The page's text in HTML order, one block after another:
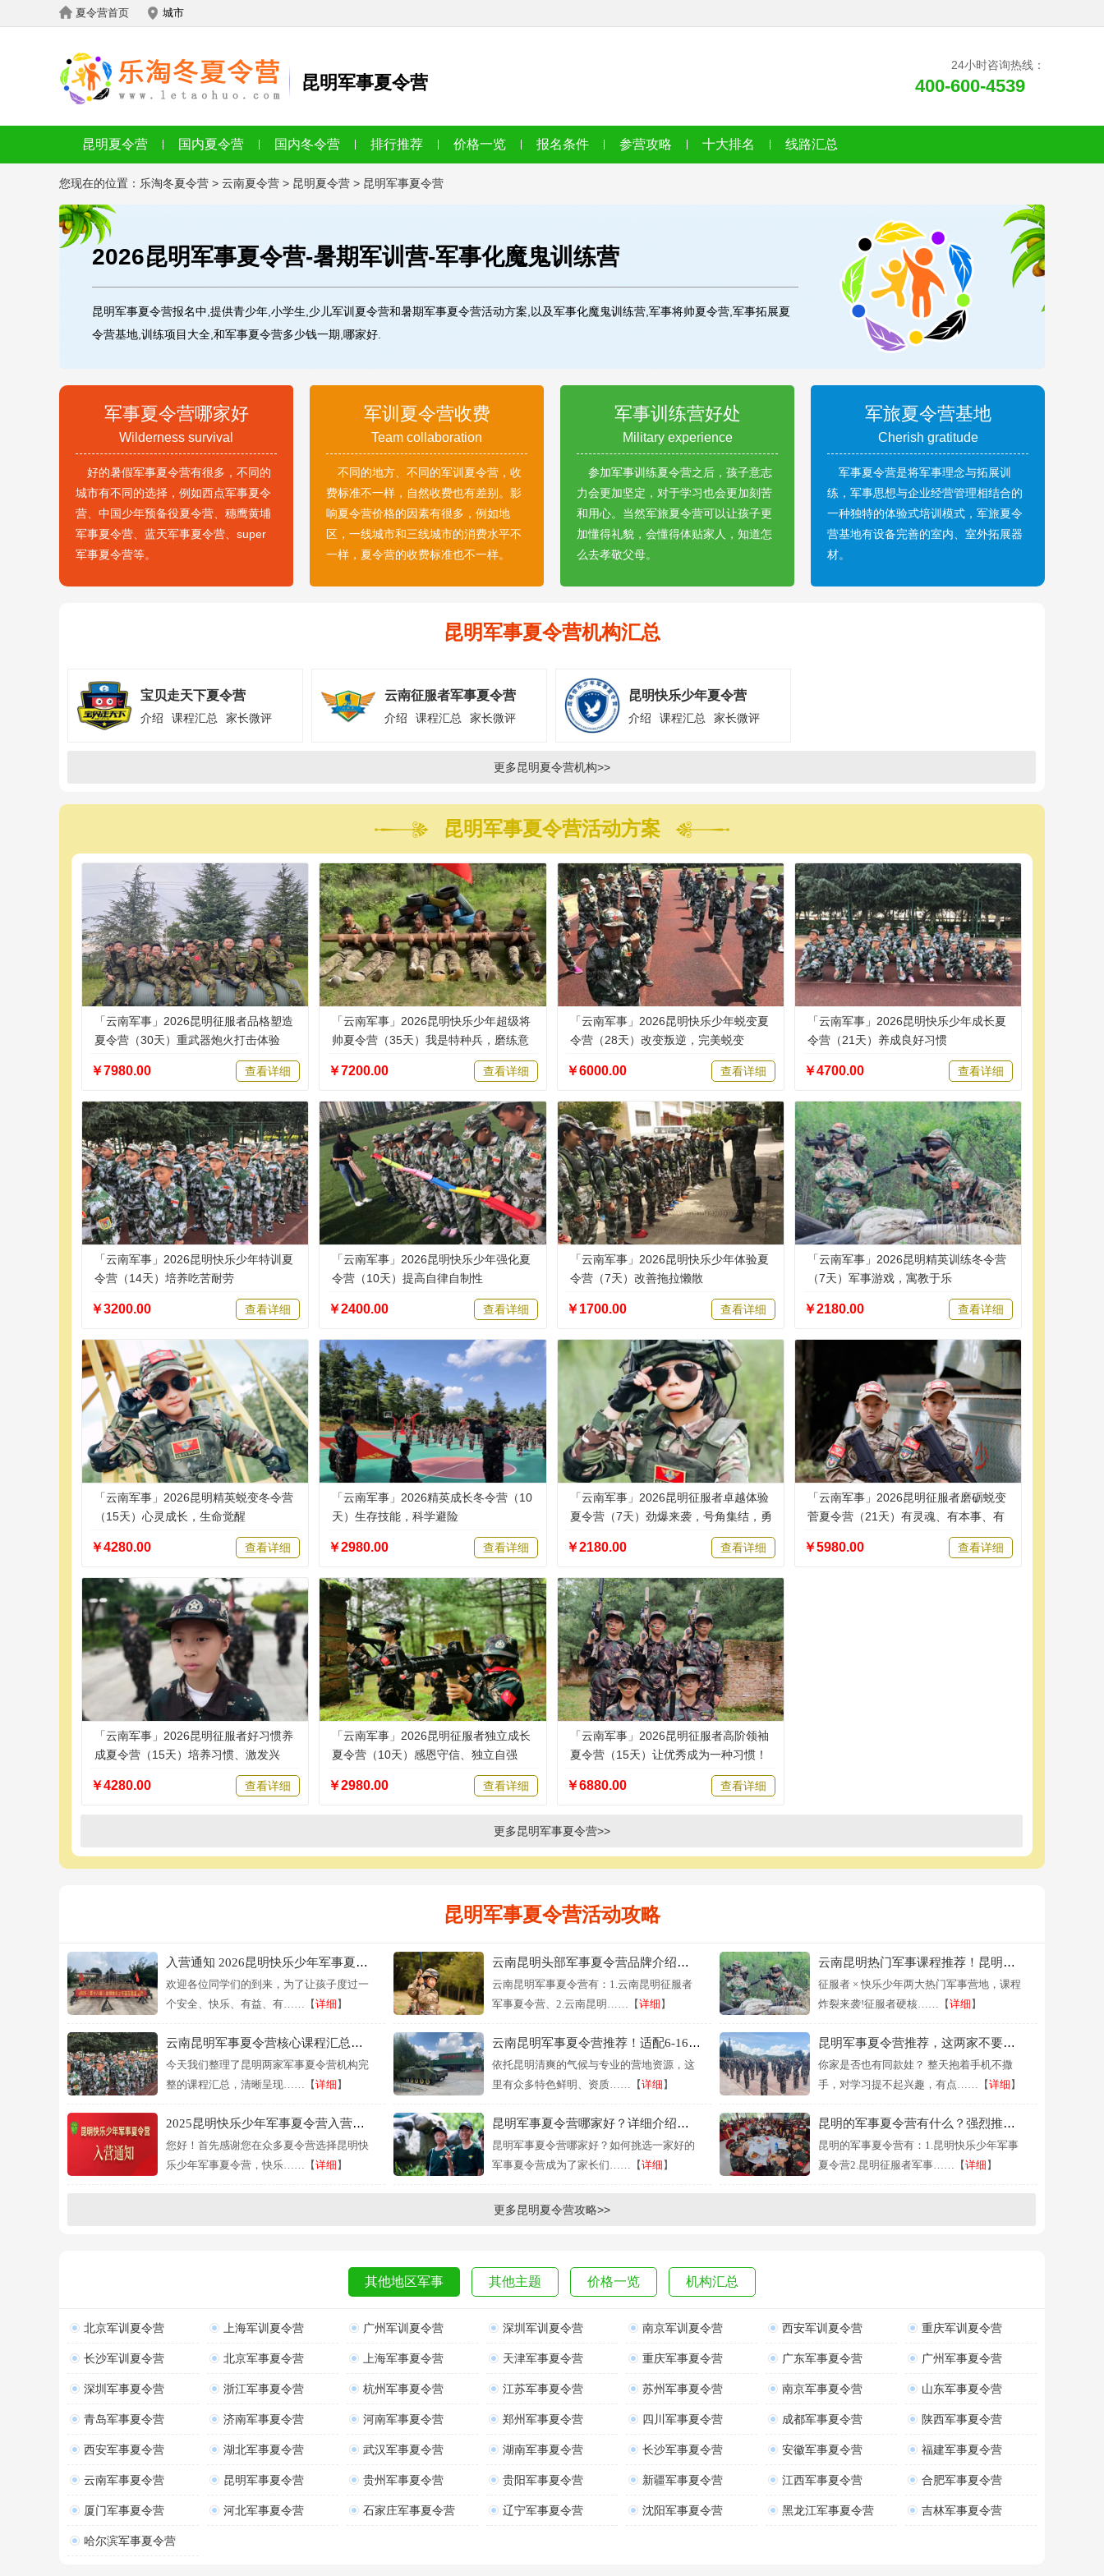
夏令营首页 城市
昆明军事夏令营
24小时咨询热线：
400-600-4539
昆明夏令营 国内夏令营 国内冬令营 排行推荐 价格一览 报名条件 参营攻略 十大排名 线路汇总
您现在的位置： 乐淘冬夏令营 > 云南夏令营 > 昆明夏令营 > 昆明军事夏令营
2026昆明军事夏令营-暑期军训营-军事化魔鬼训练营
昆明军事夏令营报名中,提供青少年,小学生,少儿军训夏令营和暑期军事夏令营活动方案,以及军事化魔鬼训练营,军事将帅夏令营,军事拓展夏
令营基地,训练项目大全,和军事夏令营多少钱一期,哪家好.
军事夏令营哪家好
Wilderness survival
好的暑假军事夏令营有很多，不同的
城市有不同的选择，例如西点军事夏令
营、中国少年预备役夏令营、穗鹰黄埔
军事夏令营、蓝天军事夏令营、super
军事夏令营等。
军训夏令营收费
Team collaboration
不同的地方、不同的军训夏令营，收
费标准不一样，自然收费也有差别。影
响夏令营价格的因素有很多，例如地
区，一线城市和三线城市的消费水平不
一样，夏令营的收费标准也不一样。
军事训练营好处
Military experience
参加军事训练夏令营之后，孩子意志
力会更加坚定，对于学习也会更加刻苦
和用心。当然军旅夏令营可以让孩子更
加懂得礼貌，会懂得体贴家人，知道怎
么去孝敬父母。
军旅夏令营基地
Cherish gratitude
军事夏令营是将军事理念与拓展训
练，军事思想与企业经营管理相结合的
一种独特的体验式培训模式，军旅夏令
营基地有设备完善的室内、室外拓展器
材。
昆明军事夏令营机构汇总
宝贝走天下夏令营
介绍 课程汇总 家长微评
云南征服者军事夏令营
介绍 课程汇总 家长微评
昆明快乐少年夏令营
介绍 课程汇总 家长微评
更多昆明夏令营机构>>
昆明军事夏令营活动方案
「云南军事」2026昆明征服者品格塑造
夏令营（30天）重武器炮火打击体验
￥7980.00 查看详细
「云南军事」2026昆明快乐少年超级将
帅夏令营（35天）我是特种兵，磨练意
￥7200.00 查看详细
「云南军事」2026昆明快乐少年蜕变夏
令营（28天）改变叛逆，完美蜕变
￥6000.00 查看详细
「云南军事」2026昆明快乐少年成长夏
令营（21天）养成良好习惯
￥4700.00 查看详细
「云南军事」2026昆明快乐少年特训夏
令营（14天）培养吃苦耐劳
￥3200.00 查看详细
「云南军事」2026昆明快乐少年强化夏
令营（10天）提高自律自制性
￥2400.00 查看详细
「云南军事」2026昆明快乐少年体验夏
令营（7天）改善拖拉懒散
￥1700.00 查看详细
「云南军事」2026昆明精英训练冬令营
（7天）军事游戏，寓教于乐
￥2180.00 查看详细
「云南军事」2026昆明精英蜕变冬令营
（15天）心灵成长，生命觉醒
￥4280.00 查看详细
「云南军事」2026精英成长冬令营（10
天）生存技能，科学避险
￥2980.00 查看详细
「云南军事」2026昆明征服者卓越体验
夏令营（7天）劲爆来袭，号角集结，勇
￥2180.00 查看详细
「云南军事」2026昆明征服者磨砺蜕变
菅夏令营（21天）有灵魂、有本事、有
￥5980.00 查看详细
「云南军事」2026昆明征服者好习惯养
成夏令营（15天）培养习惯、激发兴
￥4280.00 查看详细
「云南军事」2026昆明征服者独立成长
夏令营（10天）感恩守信、独立自强
￥2980.00 查看详细
「云南军事」2026昆明征服者高阶领袖
夏令营（15天）让优秀成为一种习惯！
￥6880.00 查看详细
更多昆明军事夏令营>>
昆明军事夏令营活动攻略
入营通知 2026昆明快乐少年军事夏令营
欢迎各位同学们的到来，为了让孩子度过一
个安全、快乐、有益、有……【详细 】
云南昆明头部军事夏令营品牌介绍（营地保障篇）
云南昆明军事夏令营有：1.云南昆明征服者
军事夏令营、2.云南昆明……【详细 】
云南昆明热门军事课程推荐！昆明征服者x昆明快乐少年
征服者 × 快乐少年两大热门军事营地，课程
炸裂来袭!征服者硬核……【详细 】
云南昆明军事夏令营核心课程汇总（含详情）
今天我们整理了昆明两家军事夏令营机构完
整的课程汇总，清晰呈现……【详细 】
云南昆明军事夏令营推荐！适配6-16周岁
依托昆明清爽的气候与专业的营地资源，这
里有众多特色鲜明、资质……【详细 】
昆明军事夏令营推荐，这两家不要错过
你家是否也有同款娃？ 整天抱着手机不撒
手，对学习提不起兴趣，有点……【详细 】
2025昆明快乐少年军事夏令营入营通知
您好！首先感谢您在众多夏令营选择昆明快
乐少年军事夏令营，快乐……【详细 】
昆明军事夏令营哪家好？详细介绍往下看
昆明军事夏令营哪家好？如何挑选一家好的
军事夏令营成为了家长们……【详细 】
昆明的军事夏令营有什么？强烈推荐往下看
昆明的军事夏令营有：1.昆明快乐少年军事
夏令营2.昆明征服者军事……【详细 】
更多昆明夏令营攻略>>
其他地区军事 其他主题 价格一览 机构汇总
北京军训夏令营 上海军训夏令营 广州军训夏令营 深圳军训夏令营 南京军训夏令营 西安军训夏令营 重庆军训夏令营
长沙军训夏令营 北京军事夏令营 上海军事夏令营 天津军事夏令营 重庆军事夏令营 广东军事夏令营 广州军事夏令营
深圳军事夏令营 浙江军事夏令营 杭州军事夏令营 江苏军事夏令营 苏州军事夏令营 南京军事夏令营 山东军事夏令营
青岛军事夏令营 济南军事夏令营 河南军事夏令营 郑州军事夏令营 四川军事夏令营 成都军事夏令营 陕西军事夏令营
西安军事夏令营 湖北军事夏令营 武汉军事夏令营 湖南军事夏令营 长沙军事夏令营 安徽军事夏令营 福建军事夏令营
云南军事夏令营 昆明军事夏令营 贵州军事夏令营 贵阳军事夏令营 新疆军事夏令营 江西军事夏令营 合肥军事夏令营
厦门军事夏令营 河北军事夏令营 石家庄军事夏令营 辽宁军事夏令营 沈阳军事夏令营 黑龙江军事夏令营 吉林军事夏令营
哈尔滨军事夏令营